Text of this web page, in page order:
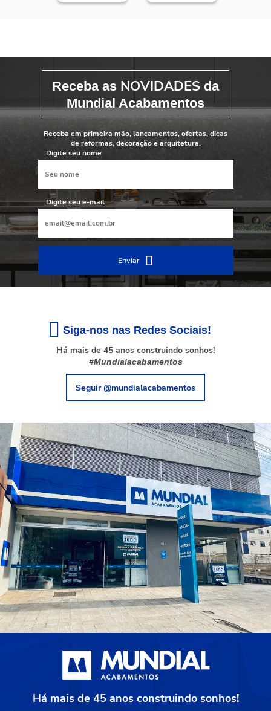
Receba as NOVIDADES da
Mundial Acabamentos
Receba em primeira mão, lançamentos, ofertas, dicas
de reformas, decoração e arquitetura.
Digite seu nome
Digite seu e-mail
Enviar
Siga-nos nas Redes Sociais!
Há mais de 45 anos construindo sonhos!
#Mundialacabamentos
Seguir @mundialacabamentos
Há mais de 45 anos construindo sonhos!